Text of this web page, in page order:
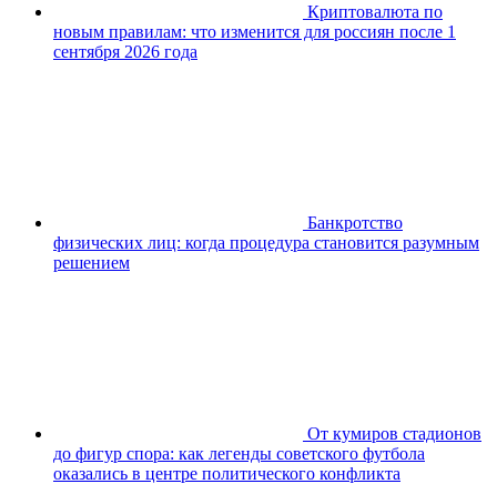
Криптовалюта по
новым правилам: что изменится для россиян после 1
сентября 2026 года
Банкротство
физических лиц: когда процедура становится разумным
решением
От кумиров стадионов
до фигур спора: как легенды советского футбола
оказались в центре политического конфликта